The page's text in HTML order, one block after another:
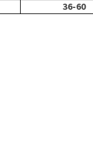
36-60